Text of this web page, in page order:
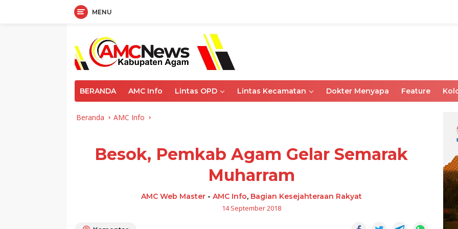
MENU
BERANDA AMC Info Lintas OPD Lintas Kecamatan Dokter Menyapa Feature
Beranda AMC Info
Besok, Pemkab Agam Gelar Semarak
Muharram
AMC Web Master- AMC Info, Bagian Kesejahteraan Rakyat
14 September 2018